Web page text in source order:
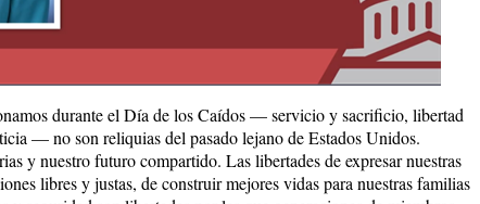
durante el Día de los Caídos — servicio y sacrificio, libertad
— no son reliquias del pasado lejano de Estados Unidos.
y nuestro futuro compartido. Las libertades de expresar nuestras
libres y justas, de construir mejores vidas para nuestras familias